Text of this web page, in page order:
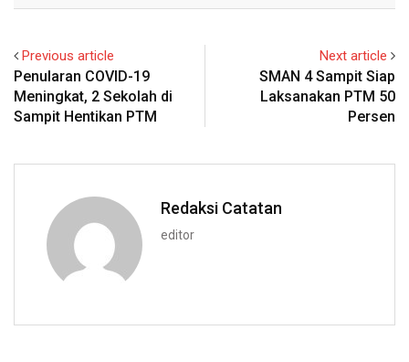
Previous article
Penularan COVID-19
Meningkat, 2 Sekolah di
Sampit Hentikan PTM
Next article
SMAN 4 Sampit Siap
Laksanakan PTM 50
Persen
Redaksi Catatan
editor